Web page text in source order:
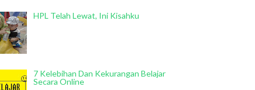
HPL Telah Lewat, Ini Kisahku
7 Kelebihan Dan Kekurangan Belajar
Secara Online